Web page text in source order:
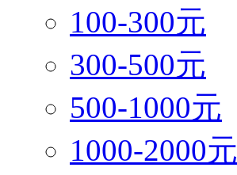
100-300元
300-500元
500-1000元
1000-2000元